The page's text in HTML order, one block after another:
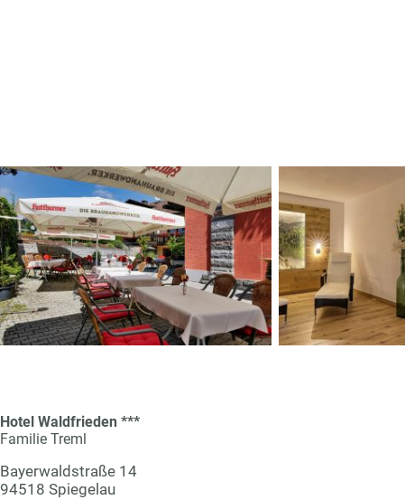
Hotel Waldfrieden ***
Familie Treml
Bayerwaldstraße 14
94518 Spiegelau